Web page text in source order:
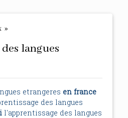
»
etrangeres en france
des langues
l'apprentissage des langues